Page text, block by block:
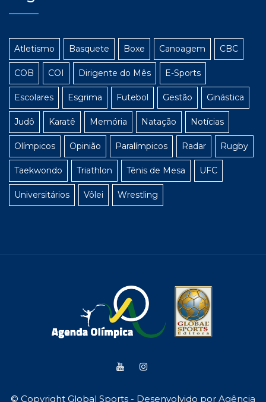
Atletismo Basquete Boxe Canoagem CBC
COB COI Dirigente do Mês E-Sports
Escolares Esgrima Futebol Gestão Ginástica
Judô Karatê Memória Natação Notícias
Olímpicos Opinião Paralímpicos Radar Rugby
Taekwondo Triathlon Tênis de Mesa UFC
Universitários Vôlei Wrestling
© Copyright Global Sports - Desenvolvido por Agência